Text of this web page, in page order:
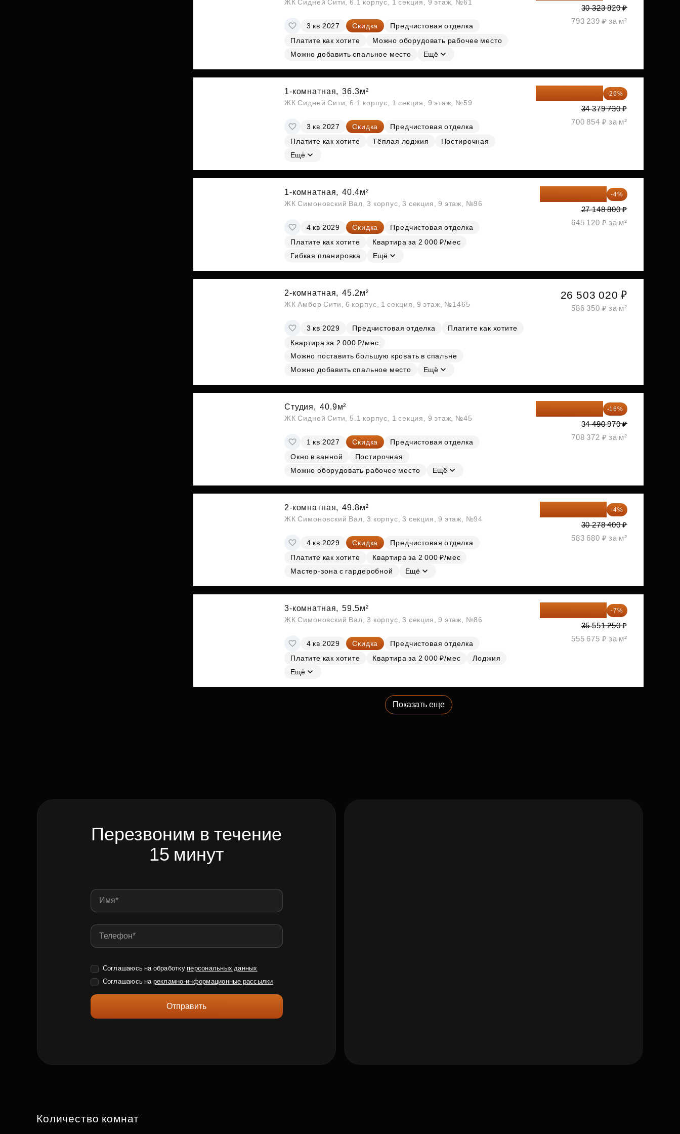
ЖК Сидней Сити, 6.1 корпус, 1 секция, 9 этаж, №61
3 кв 2027 Скидка
Предчистовая отделка
Платите как хотите
Можно оборудовать рабочее место
Можно добавить спальное место
Ещё
30 323 820 ₽
793 239 ₽ за м²
1-комнатная, 36.3м²
ЖК Сидней Сити, 6.1 корпус, 1 секция, 9 этаж, №59
3 кв 2027 Скидка
Предчистовая отделка
Платите как хотите
Тёплая лоджия
Постирочная
Ещё
-26%
34 379 730 ₽
700 854 ₽ за м²
1-комнатная, 40.4м²
ЖК Симоновский Вал, 3 корпус, 3 секция, 9 этаж, №96
4 кв 2029 Скидка
Предчистовая отделка
Платите как хотите
Квартира за 2 000 ₽/мес
Гибкая планировка
Ещё
26 062 848 ₽ -4%
27 148 800 ₽
645 120 ₽ за м²
2-комнатная, 45.2м²
ЖК Амбер Сити, 6 корпус, 1 секция, 9 этаж, №1465
3 кв 2029 Предчистовая отделка
Платите как хотите
Квартира за 2 000 ₽/мес
Можно поставить большую кровать в спальне
Можно добавить спальное место
Ещё
26 503 020 ₽
586 350 ₽ за м²
Студия, 40.9м²
ЖК Сидней Сити, 5.1 корпус, 1 секция, 9 этаж, №45
1 кв 2027 Скидка
Предчистовая отделка
Окно в ванной
Постирочная
Можно оборудовать рабочее место
Ещё
-16%
34 490 970 ₽
708 372 ₽ за м²
2-комнатная, 49.8м²
ЖК Симоновский Вал, 3 корпус, 3 секция, 9 этаж, №94
4 кв 2029 Скидка
Предчистовая отделка
Платите как хотите
Квартира за 2 000 ₽/мес
Мастер-зона с гардеробной
Ещё
29 067 264 ₽ -4%
30 278 400 ₽
583 680 ₽ за м²
3-комнатная, 59.5м²
ЖК Симоновский Вал, 3 корпус, 3 секция, 9 этаж, №86
4 кв 2029 Скидка
Предчистовая отделка
Платите как хотите
Квартира за 2 000 ₽/мес
Лоджия
Ещё
33 062 663 ₽ -7%
35 551 250 ₽
555 675 ₽ за м²
Показать еще
Перезвоним в течение
15 минут
Соглашаюсь на обработку персональных данных
Соглашаюсь на рекламно-информационные рассылки
Отправить
Количество комнат